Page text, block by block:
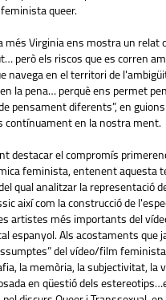
queer.
més Virginia ens mostra un relat
però els riscos que es corren
navega en el territori de
la pena… perquè ens permet
pensament diferents”, en guions
contínuament en la nostra ment.
destacar el compromís
feminista, entenent aquesta
qual analitzar la representació
així com la construcció de
artistes més importants del
espanyol. Als acostaments que
del vídeo/film
la memòria, la subjectivitat, la
en qüestió dels